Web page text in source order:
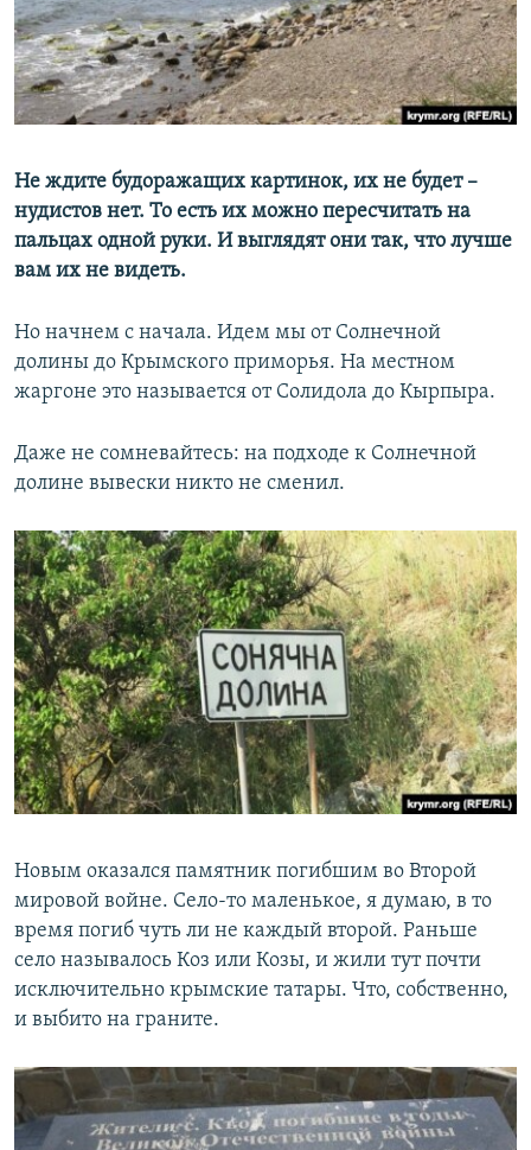
ПОБЕДИТЕЛЕЙ НЕ СУДЯТ?
КРЫМ.НЕПОКОРЕННЫЙ
ELIFBE
ПРИСОЕДИНЯЙТЕСЬ!
Все сайты RFE/RL
Не ждите будоражащих картинок, их не будет –​
нудистов нет. То есть их можно пересчитать на
пальцах одной руки. И выглядят они так, что лучше
вам их не видеть.
Но начнем с начала. Идем мы от Солнечной
долины до Крымского приморья. На местном
жаргоне это называется от Солидола до Кырпыра.
Даже не сомневайтесь: на подходе к Солнечной
долине вывески никто не сменил.
Новым оказался памятник погибшим во Второй
мировой войне. Село-то маленькое, я думаю, в то
время погиб чуть ли не каждый второй. Раньше
село называлось Коз или Козы, и жили тут почти
исключительно крымские татары. Что, собственно,
и выбито на граните.